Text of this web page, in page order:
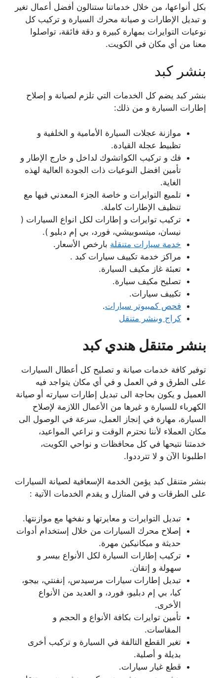
بكل أنواعها، من خلال خدماتنا ستنالون أفضل أعمال تغير
و تبديل الإطارات و صيانة محرك السيارة و تركيب كل
نوعيات التوايرات بمهارة كبيرة و دقة فائقة، تواصلوا
معنا من أي مكان في الكويت.
بنشر كبد
بنشر كبد يضم كل الخدمات التي تلزم لصيانة و إصلاح
إطارات السيارة و من ذلك:
موازنة عجلات السيارة الأمامية و الخلفية و
تظبيط عجلة القيادة.
فك و تركيب الكواتشوك لداخل و خارج الإطار و
تأمين افضل النوعيات ذات الجودة العالية لهذه
الغاية.
تلميع التوايرات و خاصة الجزء المعدني فيها مع
تنظيف الإطارات كاملة.
تركيب توايرات و إطارات لكل انواع السيارات (
نيسان، ميتسوبيشي، فورد، بي إم دبليو ).
خدمة سيارات متنقلة بارخص الأسعار.
مراكز خدمة تكييف سيارات كبد .
تعبئة غاز مكيف السيارة.
تصليح مكيف سيارة.
تكييف سيارات.
فحص كمبيوتر سيارات.
كراج وبنشر متنقل
بنشر متنقل هندي كبد
توفير كافة خدمات صيانة و تصليح كل أعطال السيارات
على الطرق و في العمل و في أي مكان يتواجد فيه
العميل و يكون بحاجة الى تبديل إطارات سيارته أو صيانة
الكهرباء للسيارة و غيرها من الأعمال اللازمة لإصلاح
السيارة، مهارة في إنجاز العمل، سرعة في الوصول الى
مكان العملاء لأننا نحترم الوقت و نراعي المواعيد،
خدمتنا نتيحها في كل محافظات و نواحي الكويت،
اطلبونا الآن و لا تترددوا.
بنشر متنقل كبد يؤمن الخدمة الإسعافية لصيانة السيارات
على الطرقات و في المنازل و يقدم الخدمات الآتية :
تبديل التوايرات و معايرتها و نفخها مع موازنتها.
إصلاح محرك السيارات من خلال إستخدام أدوات
حديثة و ميكانيكين مهرة.
تركيب إطارات السيارة لكل الأنواع بيسر و
سهولة و إتقان.
تبديل إطارات سيارات مرسيدس، إنفنتي، بيجو،
كيا، بي إم دبليو، فورد، و العديد من الأنواع
الأخرى.
تأمين توايرات بكافة الأنواع و الحجم و
المقاسات.
تغير القطع التالفة في السيارة و تركيب أخرى
بديلة و أصلية.
قطع غيار سيارات.